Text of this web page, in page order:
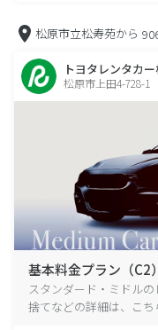
松原市立松寿苑から
トヨタレンタカ
松原市上田4-728-1
基本料金プラン（C2）
スタンダード・ミドル
捨てなどの詳細は、こち